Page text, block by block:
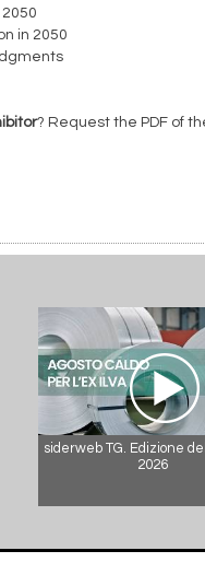
in 2050
? Request the PDF of
siderweb TG. Edizione
2026